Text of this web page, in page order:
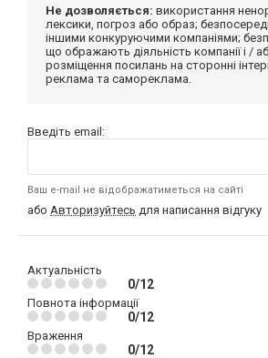
Не дозволяється: використання
лексики, погроз або образ;
іншими конкуруючими компаніями;
що ображають діяльність компанії і /
розміщення посилань на сторонні
реклама та самореклама.
Введіть email:
Ваш e-mail не відображатиметься на сайті
або Авторизуйтесь для написання відгуку
Актуальність
0/12
Повнота інформації
0/12
Враження
0/12